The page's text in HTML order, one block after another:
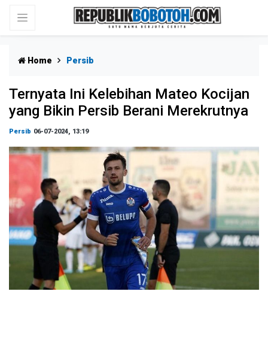
Home Persib
Ternyata Ini Kelebihan Mateo Kocijan
yang Bikin Persib Berani Merekrutnya
Persib 06-07-2024, 13:19